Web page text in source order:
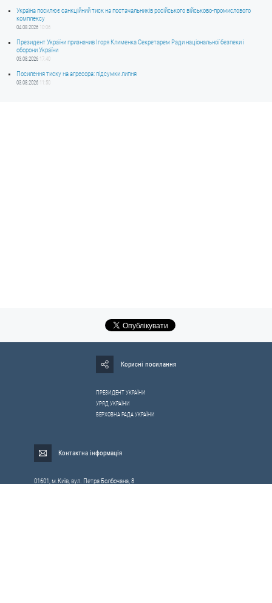
ДЕРЖАВНИЙ РЕЄСТР САНКЦІЙ
Україна посилює санкційний тиск на постачальників російського військово-промислового
комплексу
04.08.2026 10:06
Президент України призначив Ігоря Клименка Секретарем Ради національної безпеки і
оборони України
03.08.2026 17:40
Посилення тиску на агресора: підсумки липня
03.08.2026 11:50
Корисні посилання
ПРЕЗИДЕНТ УКРАЇНИ
УРЯД УКРАЇНИ
ВЕРХОВНА РАДА УКРАЇНИ
Контактна інформація
01601, м.Київ, вул. Петра Болбочана, 8